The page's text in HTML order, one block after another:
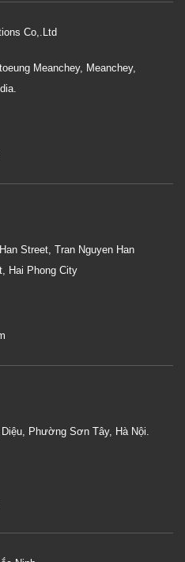
Co,.Ltd
Meanchey, Meanchey,
Street, Tran Nguyen Han
Hai Phong City
Phường Sơn Tây, Hà Nội.